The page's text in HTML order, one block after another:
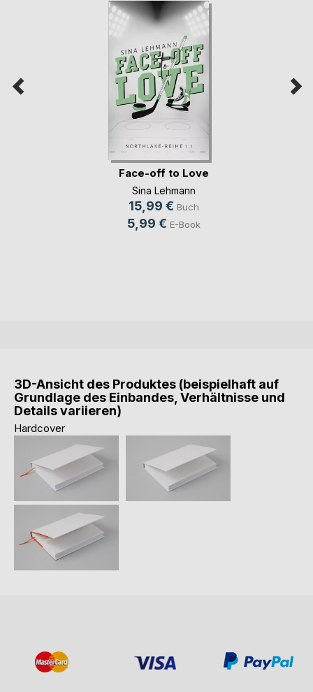
Face-off to Love
Sina Lehmann
15,99 € Buch
5,99 € E-Book
3D-Ansicht des Produktes (beispielhaft auf
Grundlage des Einbandes, Verhältnisse und
Details variieren)
Hardcover